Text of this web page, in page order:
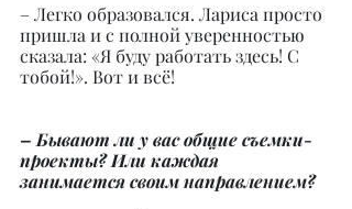
– Легко образовался. Лариса просто
пришла и с полной уверенностью
сказала: «Я буду работать здесь! С
тобой!». Вот и всё!
– Бывают ли у вас общие съемки-
проекты? Или каждая
занимается своим направлением?